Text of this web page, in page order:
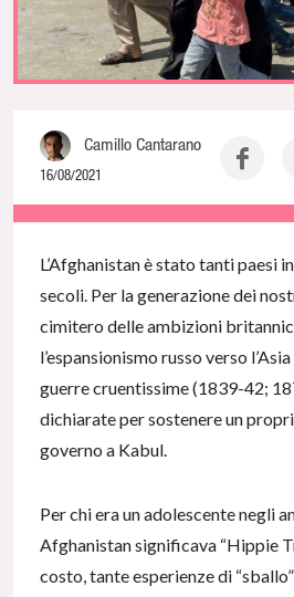
Camillo Cantarano
16/08/2021
NaN% Complete
L’Afghanistan è stato tanti paesi
secoli. Per la generazione dei
cimitero delle ambizioni
l’espansionismo russo verso
guerre cruentissime (1839-42;
dichiarate per sostenere un
governo a Kabul.
Per chi era un adolescente negli
Afghanistan significava “Hippie
costo, tante esperienze di